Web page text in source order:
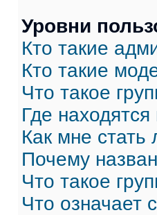
Уровни
Кто такие
Кто такие
Что такое
Где
Как мне стать
Почему
Что такое
Что означает